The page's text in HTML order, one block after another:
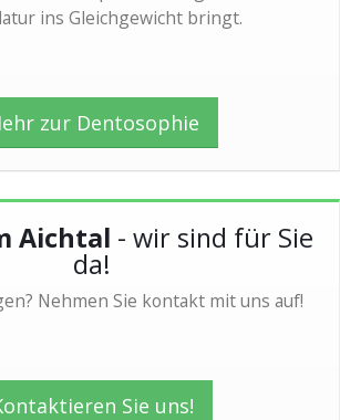
ins Gleichgewicht bringt.
zur Dentosophie
Aichtal - wir sind für Sie
da!
Nehmen Sie kontakt mit uns auf!
Sie uns!